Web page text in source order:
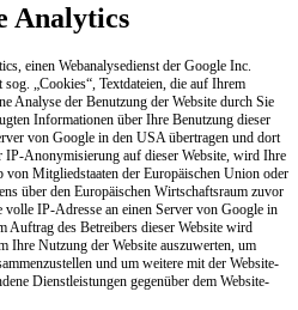
Analytics
einen Webanalysedienst der Google Inc.
„Cookies“, Textdateien, die auf Ihrem
Analyse der Benutzung der Website durch Sie
Informationen über Ihre Benutzung dieser
von Google in den USA übertragen und dort
IP-Anonymisierung auf dieser Website, wird Ihre
Mitgliedstaaten der Europäischen Union oder
über den Europäischen Wirtschaftsraum zuvor
IP-Adresse an einen Server von Google in
Auftrag des Betreibers dieser Website wird
Ihre Nutzung der Website auszuwerten, um
und um weitere mit der Website-
Dienstleistungen gegenüber dem Website-